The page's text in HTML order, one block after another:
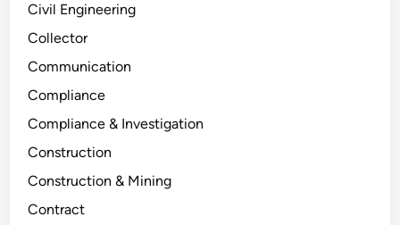
Civil Engineering
Collector
Communication
Compliance
Compliance & Investigation
Construction
Construction & Mining
Contract